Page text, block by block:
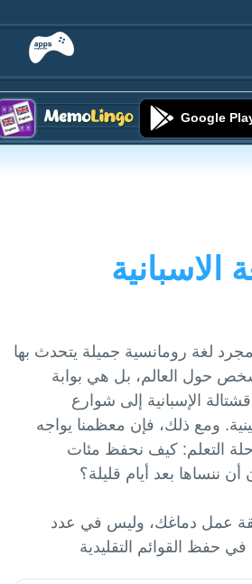
Google
الاسبانية
مجرد لغة رومانسية جميلة يتحدث بها
مليون شخص حول العالم، بل هي بوابة
الإسبانية إلى شوارع
ومع ذلك، فإن معظمنا يواجه
التعلم: كيف نحفظ مئات
ننساها بعد أيام قليلة؟
عمل دماغك، وليس في عدد